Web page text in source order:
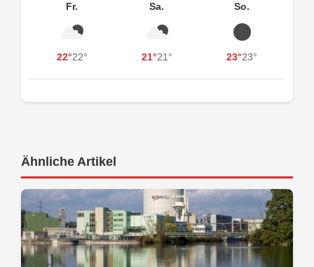
Fr.
22°22°
Sa.
21°21°
So.
23°23°
Ähnliche Artikel